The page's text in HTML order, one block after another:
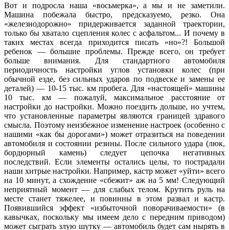
Вот и подросла наша «восьмерка», а мы и не заметили.
Машина побежала быстро, предсказуемо, резко. Она
«железнодорожно» придерживается заданной траектории,
только бы хватало сцепления колес с асфальтом... И почему в
таких местах всегда приходится писать «но»?! Большой
ребенок — большие проблемы. Прежде всего, он требует
больше внимания. Для стандартного автомобиля
периодичность настройки углов установки колес (при
обычной езде, без сильных ударов по подвеске и замены ее
деталей) — 10-15 тыс. км пробега. Для «настоящей» машины
10 тыс. км — пожалуй, максимальное расстояние от
настройки до настройки. Можно поездить дольше, но учтем,
что установленные параметры являются границей здравого
смысла. Поэтому неизбежное изменение настроек (особенно с
нашими «как бы дорогами») может отразиться на поведении
автомобиля и состоянии резины. После сильного удара (люк,
бордюрный камень) следует цепочка негативных
последствий. Если элементы остались целы, то пострадали
наши хитрые настройки. Например, кастр может «уйти» всего
на 10 минут, а схождение «сбежит» аж на 5 мм! Следующий
неприятный момент — для слабых телом. Крутить руль на
месте станет тяжелее, и повинны в этом развал и кастр.
Появившийся эффект «избыточной поворачиваемости» (в
кавычках, поскольку мы имеем дело с передним приводом)
может сыграть злую шутку — автомобиль будет сам нырять в